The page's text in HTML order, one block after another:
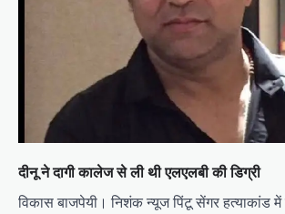
दीनू ने दागी कालेज से ली थी एलएलबी की डिग्री
विकास बाजपेयी। निशंक न्यूज पिंटू सेंगर हत्याकांड